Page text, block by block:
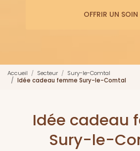
OFFRIR UN SOIN
Accueil Secteur
Sury-le-Comtal
Idée cadeau femme Sury-le-Comtal
Idée cadeau
Sury-le-